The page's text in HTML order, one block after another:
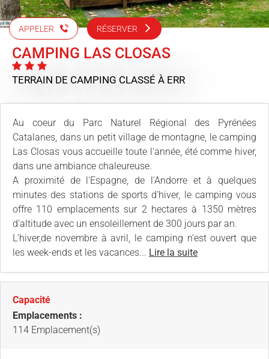
APPELER RÉSERVER
CAMPING LAS CLOSAS
TERRAIN DE CAMPING CLASSÉ À ERR
Au coeur du Parc Naturel Régional des Pyrénées
Catalanes, dans un petit village de montagne, le camping
Las Closas vous accueille toute l'année, été comme hiver,
dans une ambiance chaleureuse.
A proximité de l'Espagne, de l'Andorre et à quelques
minutes des stations de sports d'hiver, le camping vous
offre 110 emplacements sur 2 hectares à 1350 mètres
d'altitude avec un ensoleillement de 300 jours par an.
L’hiver,de novembre à avril, le camping n’est ouvert que
les week-ends et les vacances... Lire la suite
Capacité
Emplacements :
114 Emplacement(s)